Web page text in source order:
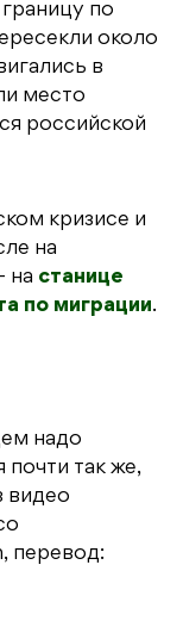
по
около
в
место
российской
кризисе и
на
на станице
по миграции.
надо
так же,
видео
перевод: